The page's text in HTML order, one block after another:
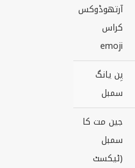
آرتھوڈوکس
کراس
emoji
یِن یانگ
سمبل
جین مت کا
سمبل
(ٹیکسٹ